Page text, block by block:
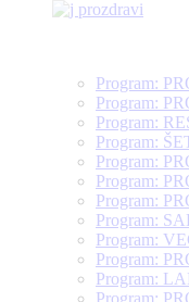
Program:
Program:
Program:
Program:
Program:
Program:
Program:
Program:
Program:
Program:
Program:
Program: